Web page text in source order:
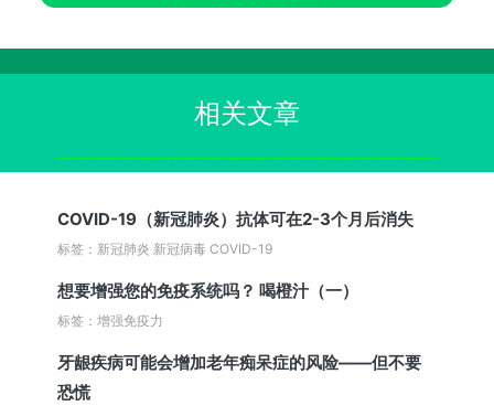
相关文章
COVID-19（新冠肺炎）抗体可在2-3个月后消失
标签：新冠肺炎 新冠病毒 COVID-19
想要增强您的免疫系统吗？ 喝橙汁（一）
标签：增强免疫力
牙龈疾病可能会增加老年痴呆症的风险——但不要
恐慌